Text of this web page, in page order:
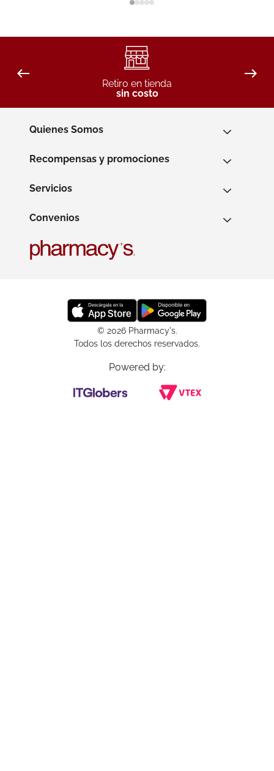
Retiro en tienda
sin costo
Quienes Somos
Recompensas y promociones
Servicios
Convenios
© 2026 Pharmacy's.
Todos los derechos reservados.
Powered by: